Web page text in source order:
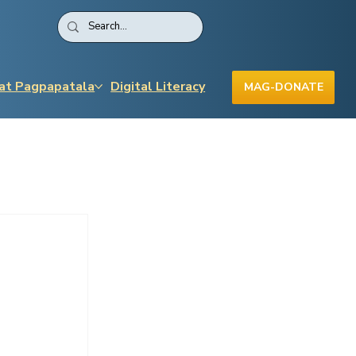
Pagpapatala Digital Literacy MAG-DONATE